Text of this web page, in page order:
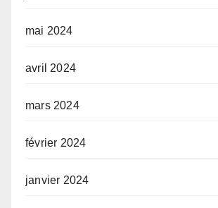
mai 2024
avril 2024
mars 2024
février 2024
janvier 2024